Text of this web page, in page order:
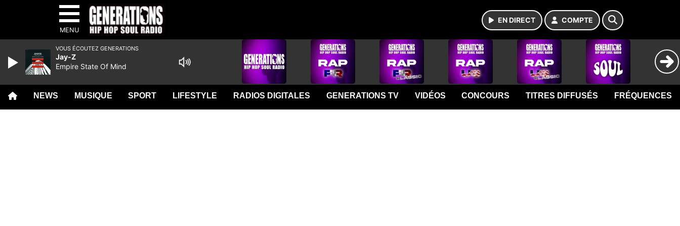
MENU
EN DIRECT COMPTE
NEWS MUSIQUE SPORT LIFESTYLE RADIOS DIGITALES GENERATIONS TV VIDÉOS CONCOURS TITRES DIFFUSÉS FRÉQUENCES
VOUS ÉCOUTEZ GENERATIONS
Jay-Z
Empire State Of Mind